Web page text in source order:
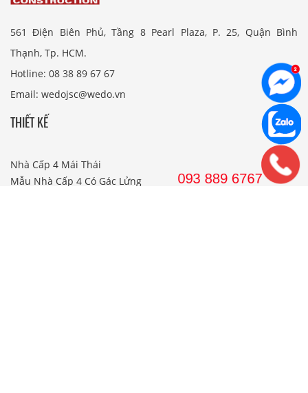
561 Điện Biên Phủ, Tầng 8 Pearl Plaza, P. 25, Quận Bình
Thạnh, Tp. HCM.
Hotline: 08 38 89 67 67
Email: wedojsc@wedo.vn
THIẾT KẾ
Nhà Cấp 4 Mái Thái
Mẫu Nhà Cấp 4 Có Gác Lửng